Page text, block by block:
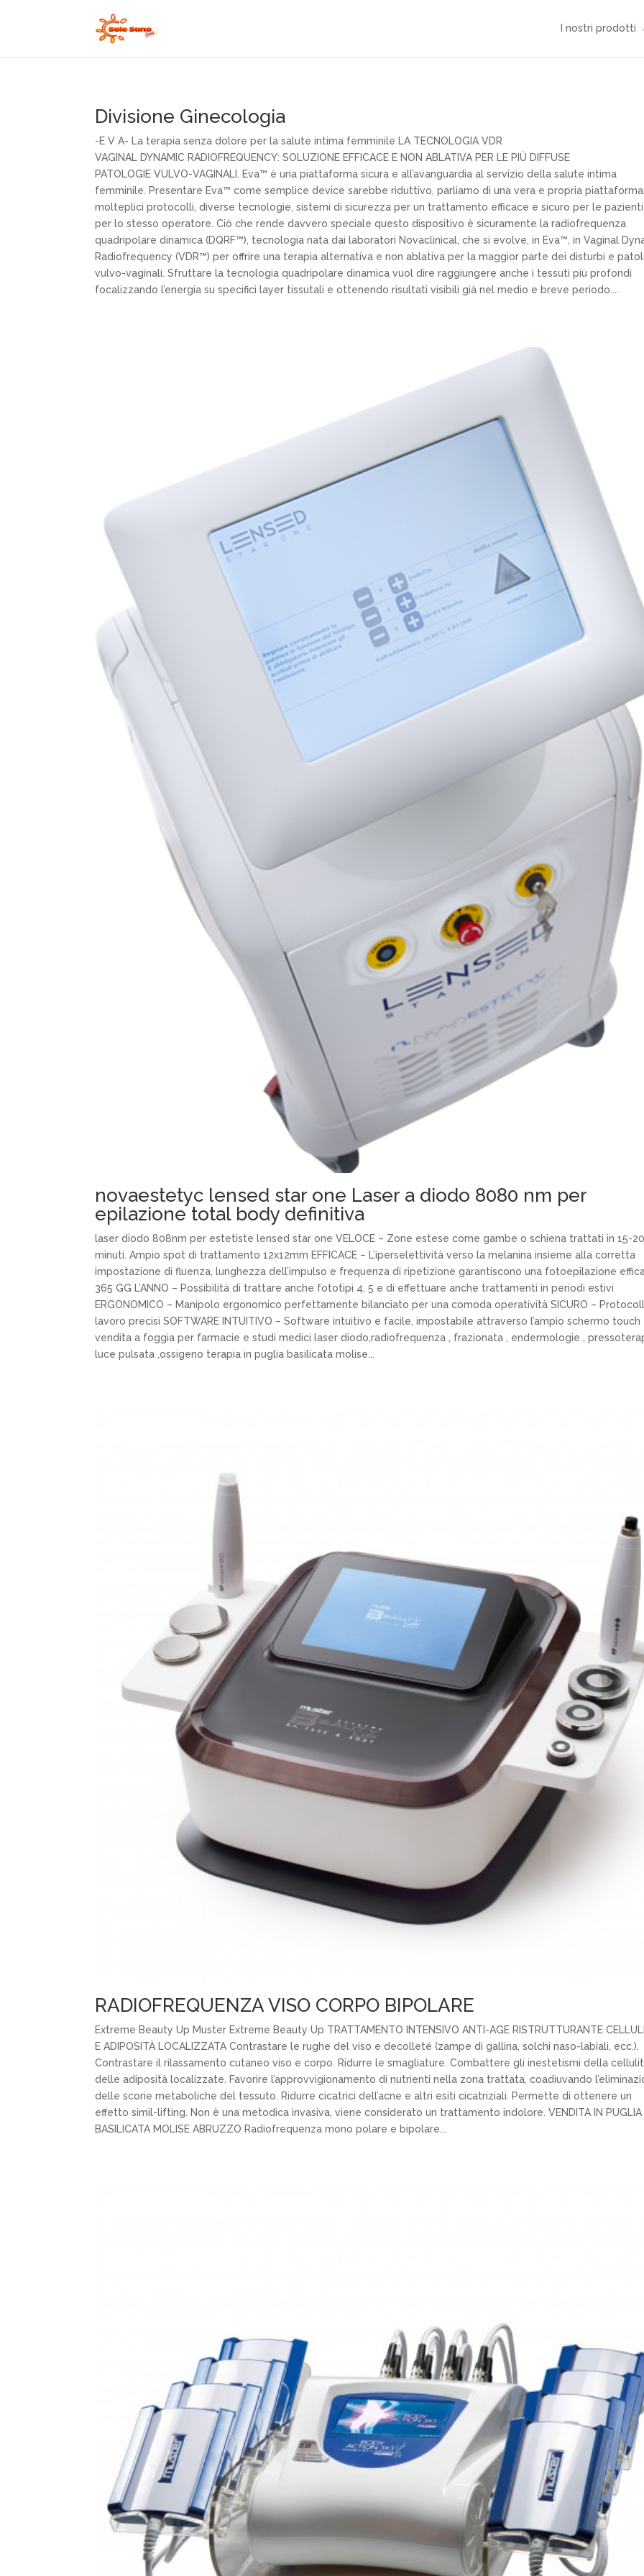
I nostri prodotti
Divisione Ginecologia
-E V A- La terapia senza dolore per la salute intima femminile LA TECNOLOGIA VDR
VAGINAL DYNAMIC RADIOFREQUENCY: SOLUZIONE EFFICACE E NON ABLATIVA PER LE PIÙ DIFFUSE
PATOLOGIE VULVO-VAGINALI. Eva™ è una piattaforma sicura e all’avanguardia al servizio della salute intima
femminile. Presentare Eva™ come semplice device sarebbe riduttivo, parliamo di una vera e propria piattaforma:
molteplici protocolli, diverse tecnologie, sistemi di sicurezza per un trattamento efficace e sicuro per le
per lo stesso operatore. Ciò che rende davvero speciale questo dispositivo è sicuramente la radiofrequenza
quadripolare dinamica (DQRF™), tecnologia nata dai laboratori Novaclinical, che si evolve, in Eva™, in Vaginal
Radiofrequency (VDR™) per offrire una terapia alternativa e non ablativa per la maggior parte dei disturbi e
vulvo-vaginali. Sfruttare la tecnologia quadripolare dinamica vuol dire raggiungere anche i tessuti più profondi
focalizzando l’energia su specifici layer tissutali e ottenendo risultati visibili già nel medio e breve periodo....
novaestetyc lensed star one Laser a diodo 8080 nm per
epilazione total body definitiva
laser diodo 808nm per estetiste lensed star one VELOCE – Zone estese come gambe o schiena trattati in 15-20
minuti. Ampio spot di trattamento 12x12mm EFFICACE – L’iperselettività verso la melanina insieme alla corretta
impostazione di fluenza, lunghezza dell’impulso e frequenza di ripetizione garantiscono una fotoepilazione
365 GG L’ANNO – Possibilità di trattare anche fototipi 4, 5 e di effettuare anche trattamenti in periodi estivi
ERGONOMICO – Manipolo ergonomico perfettamente bilanciato per una comoda operatività SICURO –
lavoro precisi SOFTWARE INTUITIVO – Software intuitivo e facile, impostabile attraverso l’ampio schermo touch
vendita a foggia per farmacie e studi medici laser diodo,radiofrequenza , frazionata , endermologie ,
luce pulsata ,ossigeno terapia in puglia basilicata molise...
RADIOFREQUENZA VISO CORPO BIPOLARE
Extreme Beauty Up Muster Extreme Beauty Up TRATTAMENTO INTENSIVO ANTI-AGE RISTRUTTURANTE
E ADIPOSITÀ LOCALIZZATA Contrastare le rughe del viso e decolleté (zampe di gallina, solchi naso-labiali, ecc.).
Contrastare il rilassamento cutaneo viso e corpo. Ridurre le smagliature. Combattere gli inestetismi della
delle adiposità localizzate. Favorire l’approvvigionamento di nutrienti nella zona trattata, coadiuvando
delle scorie metaboliche del tessuto. Ridurre cicatrici dell’acne e altri esiti cicatriziali. Permette di ottenere un
effetto simil-lifting. Non è una metodica invasiva, viene considerato un trattamento indolore. VENDITA IN PUGLIA
BASILICATA MOLISE ABRUZZO Radiofrequenza mono polare e bipolare...